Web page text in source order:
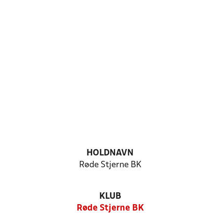
HOLDNAVN
Røde Stjerne BK
KLUB
Røde Stjerne BK